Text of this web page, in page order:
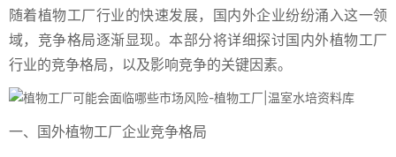
随着植物工厂行业的快速发展，国内外企业纷纷涌入这一领
域，竞争格局逐渐显现。本部分将详细探讨国内外植物工厂
行业的竞争格局，以及影响竞争的关键因素。
一、国外植物工厂企业竞争格局